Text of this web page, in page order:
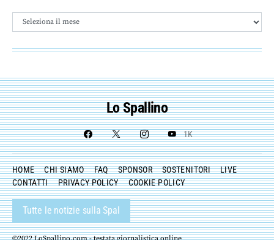
Archivio
Lo Spallino
1K
HOME CHI SIAMO FAQ SPONSOR SOSTENITORI
LIVE
CONTATTI
PRIVACY POLICY COOKIE POLICY
Tutte le notizie sulla Spal